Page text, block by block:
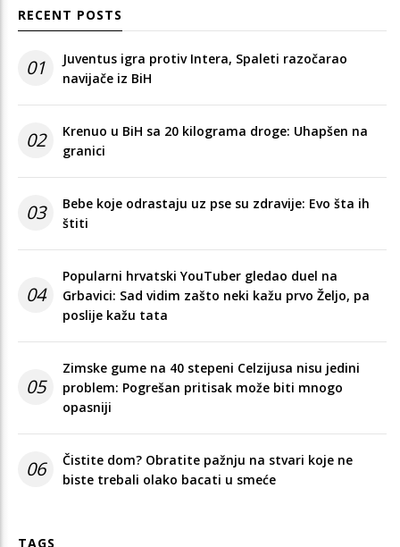
RECENT POSTS
01
Juventus igra protiv Intera, Spaleti razočarao
navijače iz BiH
02
Krenuo u BiH sa 20 kilograma droge: Uhapšen na
granici
03
Bebe koje odrastaju uz pse su zdravije: Evo šta ih
štiti
04
Popularni hrvatski YouTuber gledao duel na
Grbavici: Sad vidim zašto neki kažu prvo Željo, pa
poslije kažu tata
05
Zimske gume na 40 stepeni Celzijusa nisu jedini
problem: Pogrešan pritisak može biti mnogo
opasniji
06
Čistite dom? Obratite pažnju na stvari koje ne
biste trebali olako bacati u smeće
TAGS